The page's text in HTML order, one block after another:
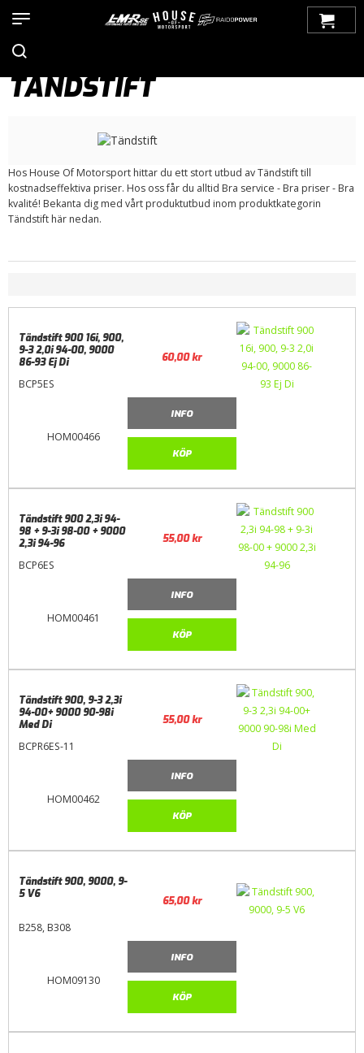
Tändsystem>
Tändstift
TÄNDSTIFT
Hos House Of Motorsport hittar du ett stort utbud av Tändstift till
kostnadseffektiva priser. Hos oss får du alltid Bra service - Bra priser - Bra
kvalité! Bekanta dig med vårt produktutbud inom produktkategorin
Tändstift här nedan.
HOM00466
Tändstift 900 16i, 900,
9-3 2,0i 94-00, 9000
86-93 Ej Di
BCP5ES
60,00kr
INFO
KÖP
HOM00461
Tändstift 900 2,3i 94-
98 + 9-3i 98-00 + 9000
2,3i 94-96
BCP6ES
55,00kr
INFO
KÖP
HOM00462
Tändstift 900, 9-3 2,3i
94-00+ 9000 90-98i
Med Di
BCPR6ES-11
55,00kr
INFO
KÖP
HOM09130
Tändstift 900, 9000, 9-
5 V6
B258, B308
65,00kr
INFO
KÖP